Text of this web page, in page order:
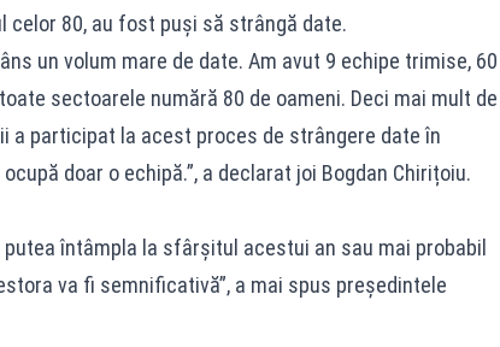
celor 80, au fost puși să strângă date.
un volum mare de date. Am avut 9 echipe trimise, 60
sectoarele numără 80 de oameni. Deci mai mult de
a participat la acest proces de strângere date în
doar o echipă.”, a declarat joi Bogdan Chirițoiu.
întâmpla la sfârșitul acestui an sau mai probabil
va fi semnificativă”, a mai spus președintele